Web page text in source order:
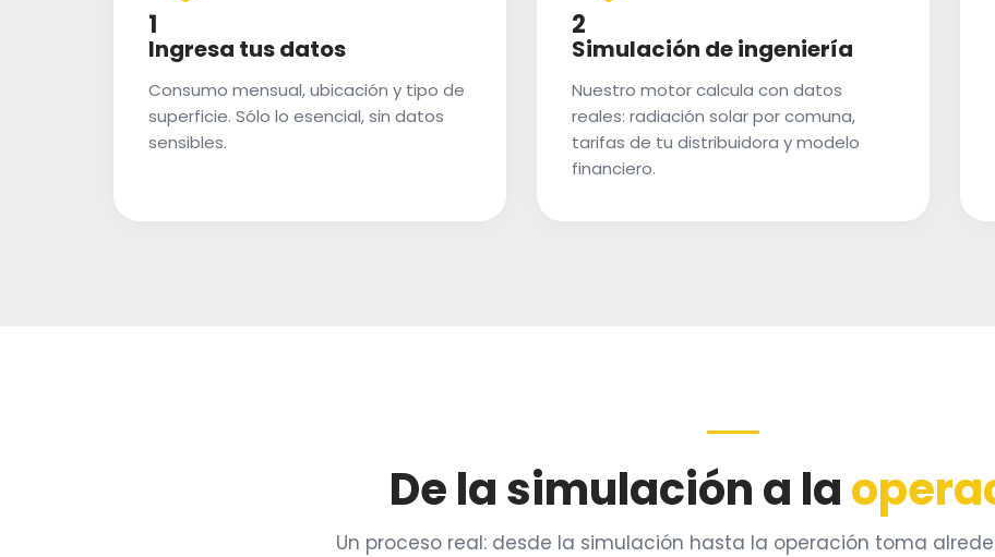
1
Ingresa tus datos
Consumo mensual, ubicación y tipo de
superficie. Sólo lo esencial, sin datos
sensibles.
2
Simulación de ingeniería
Nuestro motor calcula con datos
reales: radiación solar por comuna,
tarifas de tu distribuidora y modelo
financiero.
De la simulación a la
Un proceso real: desde la simulación hasta la operación toma